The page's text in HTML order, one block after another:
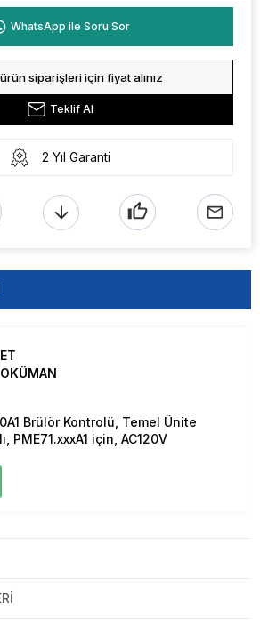
WhatsApp ile Soru Sor
siparişleri için fiyat alınız
Teklif Al
2 Yıl Garanti
Brülör Kontrolü, Temel Ünite
PME71.xxxA1 için, AC120V